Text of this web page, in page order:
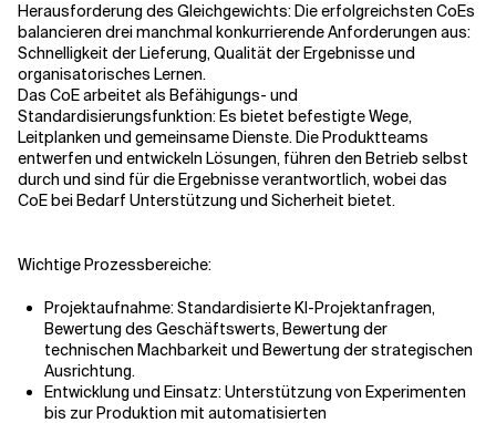
Herausforderung des Gleichgewichts: Die erfolgreichsten CoEs
balancieren drei manchmal konkurrierende Anforderungen aus:
Schnelligkeit der Lieferung, Qualität der Ergebnisse und
organisatorisches Lernen.
Das CoE arbeitet als Befähigungs- und
Standardisierungsfunktion: Es bietet befestigte Wege,
Leitplanken und gemeinsame Dienste. Die Produktteams
entwerfen und entwickeln Lösungen, führen den Betrieb selbst
durch und sind für die Ergebnisse verantwortlich, wobei das
CoE bei Bedarf Unterstützung und Sicherheit bietet.
Wichtige Prozessbereiche:
Projektaufnahme: Standardisierte KI-Projektanfragen,
Bewertung des Geschäftswerts, Bewertung der
technischen Machbarkeit und Bewertung der strategischen
Ausrichtung.
Entwicklung und Einsatz: Unterstützung von Experimenten
bis zur Produktion mit automatisierten